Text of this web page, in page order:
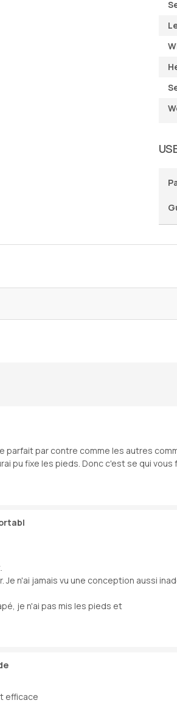
parfait par contre comme les autres
pu fixe les pieds. Donc c'est se qui vous
n'ai jamais vu une conception aussi
je n'ai pas mis les pieds et
efficace